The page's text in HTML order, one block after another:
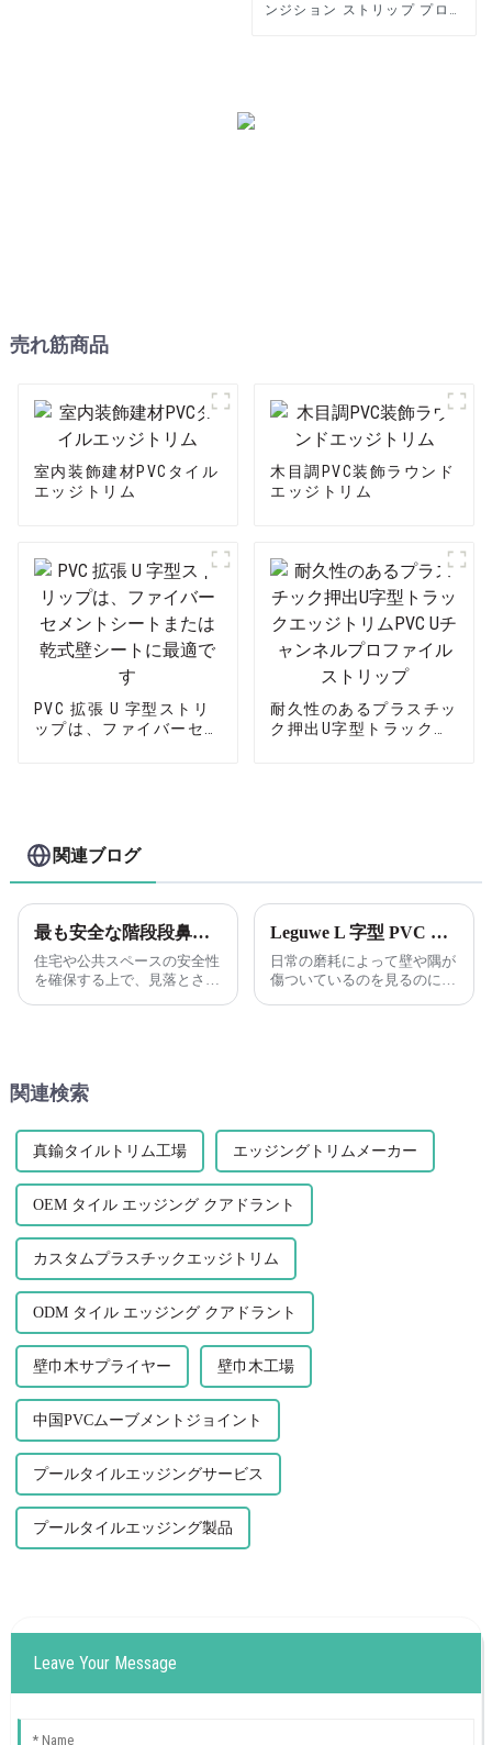
ンジション ストリップ プロフ
売れ筋商品
室内装飾建材PVCタイル
エッジトリム
木目調PVC装飾ラウンド
エッジトリム
PVC 拡張 U 字型ストリ
ップは、ファイバーセメ
耐久性のあるプラスチッ
ク押出U字型トラックエ
関連ブログ
最も安全な階段段鼻金具は何ですか?:Leguwe 柔軟で環境に優しいプラスチック PVC 階段バックル
住宅や公共スペースの安全性
を確保する上で、見落とされ
Leguwe L 字型 PVC プラスチック コーナー ガードで壁を保護します。
日常の磨耗によって壁や隅が
傷ついているのを見るのにう
ます。
関連検索
真鍮タイルトリム工場 エッジングトリムメーカー
OEM タイル エッジング クアドラント
カスタムプラスチックエッジトリム
ODM タイル エッジング クアドラント
壁巾木サプライヤー 壁巾木工場
中国PVCムーブメントジョイント
プールタイルエッジングサービス
プールタイルエッジング製品
Leave Your Message